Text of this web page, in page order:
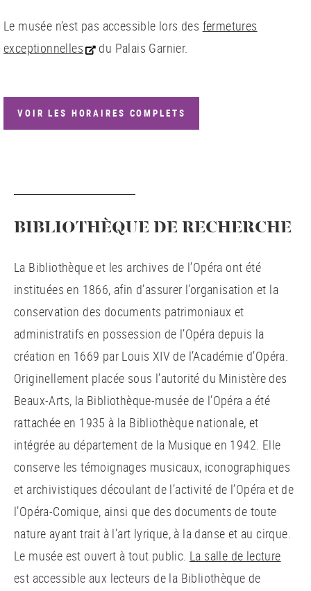
Le musée n’est pas accessible lors des fermetures
exceptionnelles
du Palais Garnier.
VOIR LES HORAIRES COMPLETS
BIBLIOTHÈQUE DE RECHERCHE
La Bibliothèque et les archives de l’Opéra ont été
instituées en 1866, afin d’assurer l’organisation et la
conservation des documents patrimoniaux et
administratifs en possession de l’Opéra depuis la
création en 1669 par Louis XIV de l’Académie d’Opéra.
Originellement placée sous l’autorité du Ministère des
Beaux-Arts, la Bibliothèque-musée de l’Opéra a été
rattachée en 1935 à la Bibliothèque nationale, et
intégrée au département de la Musique en 1942. Elle
conserve les témoignages musicaux, iconographiques
et archivistiques découlant de l’activité de l’Opéra et de
l’Opéra-Comique, ainsi que des documents de toute
nature ayant trait à l’art lyrique, à la danse et au cirque.
Le musée est ouvert à tout public. La salle de lecture
est accessible aux lecteurs de la Bibliothèque de